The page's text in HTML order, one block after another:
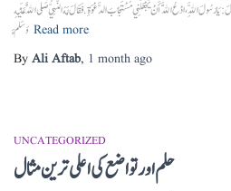
أَبِي وَقَّاصٍ فَقَالَ: يَا رَسُولَ اللَّهِ، ادْعُ اللَّهَ أَنْ يَجْعَلَنِي مُسْتَجَابَ الدَّعْوَةِ. فَقَالَ لَهُ النَّبِيُّ صَلَّى اللَّهُ عَلَيْهِ
وَسَلَّمَ Read more
By Ali Aftab, 1 month ago
UNCATEGORIZED
حلم اور تواضع کی اعلی ترین مثال